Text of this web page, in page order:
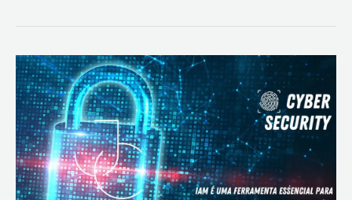
Prática:
Desenvolvimento,
Segurança
e
Operações